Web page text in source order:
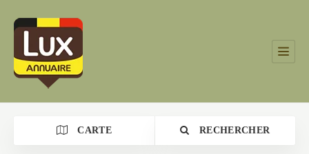
CARTE RECHERCHER